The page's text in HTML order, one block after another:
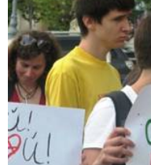
Карная псыхіятрыя
КПЧ ААН
Культурныя правы
ЛПП
Мігранты